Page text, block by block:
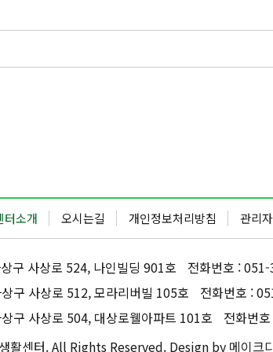
터소개 오시는길 개인정보처리방침 관리자
구 사상로 524, 나인빌딩 901호 전화번호 :
구 사상로 512, 모라리버빌 105호
전화번호 :
구 사상로 504, 대상로웰아파트 101호 전화번
활센터. All Rights Reserved. Design by 메이크